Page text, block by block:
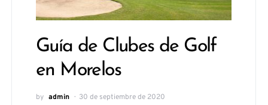
Guía de Clubes de Golf
en Morelos
by admin 30 de septiembre de 2020